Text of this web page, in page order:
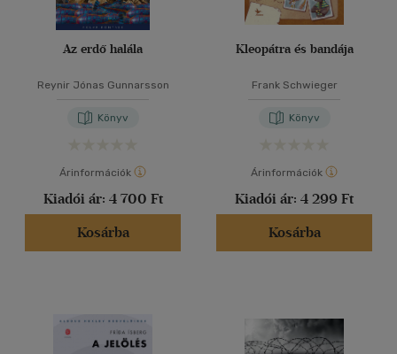
Az erdő halála
Reynir Jónas Gunnarsson
Könyv
Árinformációk
Kiadói ár: 4 700 Ft
Kosárba
Kleopátra és bandája
Frank Schwieger
Könyv
Árinformációk
Kiadói ár: 4 299 Ft
Kosárba